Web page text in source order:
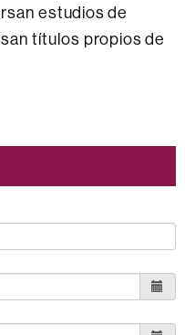
estudios de
títulos propios de